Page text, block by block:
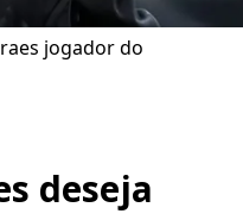
jogador do
deseja